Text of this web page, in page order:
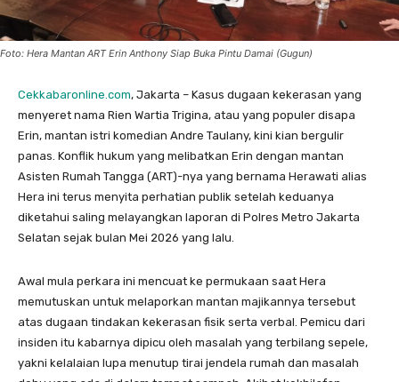
Foto: Hera Mantan ART Erin Anthony Siap Buka Pintu Damai (Gugun)
Cekkabaronline.com, Jakarta – ​Kasus dugaan kekerasan yang
menyeret nama Rien Wartia Trigina, atau yang populer disapa
Erin, mantan istri komedian Andre Taulany, kini kian bergulir
panas. Konflik hukum yang melibatkan Erin dengan mantan
Asisten Rumah Tangga (ART)-nya yang bernama Herawati alias
Hera ini terus menyita perhatian publik setelah keduanya
diketahui saling melayangkan laporan di Polres Metro Jakarta
Selatan sejak bulan Mei 2026 yang lalu.
​Awal mula perkara ini mencuat ke permukaan saat Hera
memutuskan untuk melaporkan mantan majikannya tersebut
atas dugaan tindakan kekerasan fisik serta verbal. Pemicu dari
insiden itu kabarnya dipicu oleh masalah yang terbilang sepele,
yakni kelalaian lupa menutup tirai jendela rumah dan masalah